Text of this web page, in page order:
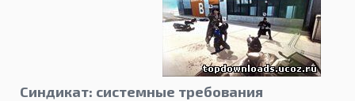
Синдикат: системные требования